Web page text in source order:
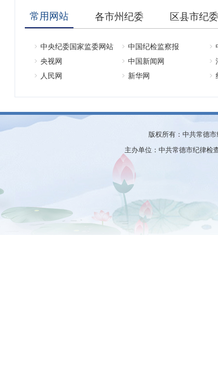
常用网站 各市州纪委 区县市纪委
中央纪委国家监委网站 中国纪检监察报
央视网
中国新闻网
人民网
新华网
版权所有：中共常德
主办单位：中共常德市纪律检